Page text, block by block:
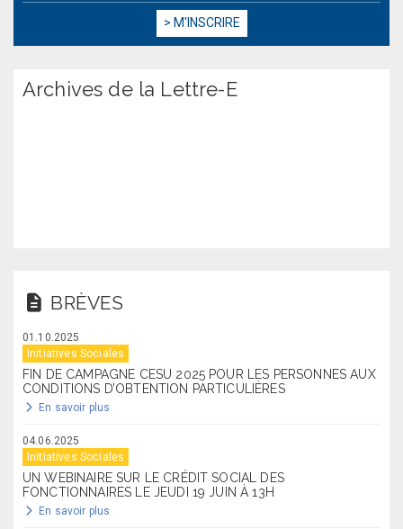
Archives de la Lettre-E
BRÈVES
01.10.2025
Initiatives Sociales
FIN DE CAMPAGNE CESU 2025 POUR LES PERSONNES AUX
CONDITIONS D’OBTENTION PARTICULIÈRES
En savoir plus
04.06.2025
Initiatives Sociales
UN WEBINAIRE SUR LE CRÉDIT SOCIAL DES
FONCTIONNAIRES LE JEUDI 19 JUIN À 13H
En savoir plus